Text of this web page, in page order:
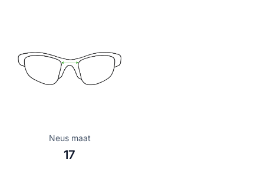
Neus maat
17